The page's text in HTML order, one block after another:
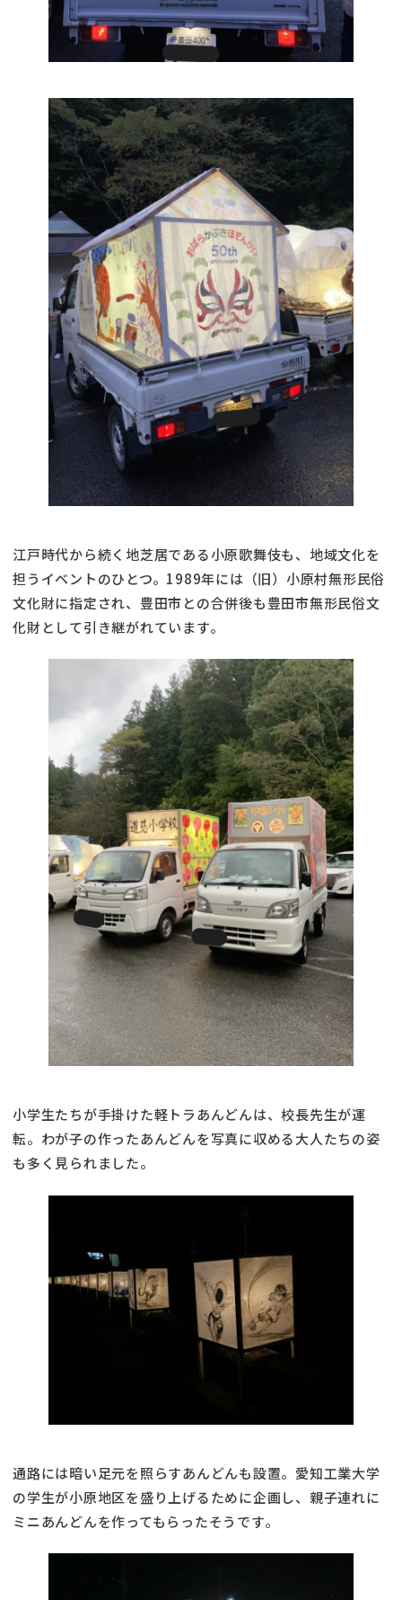
江戸時代から続く地芝居である小原歌舞伎も、地域文化を
担うイベントのひとつ。1989年には（旧）小原村無形民俗
文化財に指定され、豊田市との合併後も豊田市無形民俗文
化財として引き継がれています。
小学生たちが手掛けた軽トラあんどんは、校長先生が運
転。わが子の作ったあんどんを写真に収める大人たちの姿
も多く見られました。
通路には暗い足元を照らすあんどんも設置。愛知工業大学
の学生が小原地区を盛り上げるために企画し、親子連れに
ミニあんどんを作ってもらったそうです。